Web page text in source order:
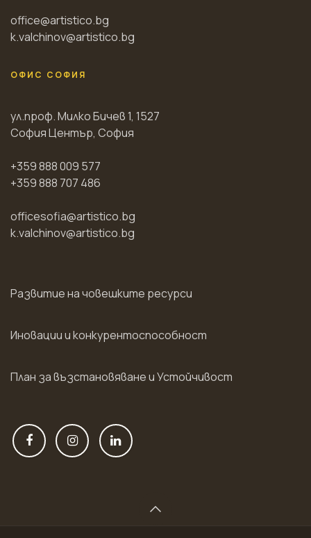
office@artistico.bg
k.valchinov@artistico.bg
ОФИС СОФИЯ
ул.проф. Милко Бичев 1, 1527
София Център, София
+359 888 009 577
+359 888 707 486
officesofia@artistico.bg
k.valchinov@artistico.bg
Развитие на човешките ресурси
Иновации и конкурентоспособност
План за възстановяване и Устойчивост